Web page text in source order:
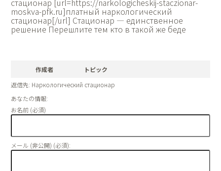
стационар [url=https://narkologicheskij-staczionar-
moskva-pfk.ru]платный наркологический
стационар[/url] Стационар — единственное
решение Перешлите тем кто в такой же беде
作成者
トピック
返信先: Наркологический стационар
あなたの情報:
お名前 (必須)
メール (非公開) (必須):